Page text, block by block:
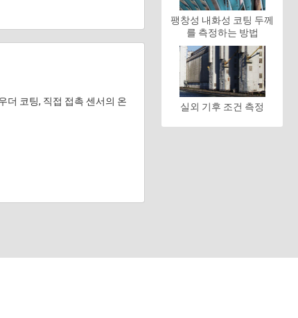
팽창성 내화성 코팅 두께
를 측정하는 방법
실외 기후 조건 측정
더 코팅, 직접 접촉 센서의 온